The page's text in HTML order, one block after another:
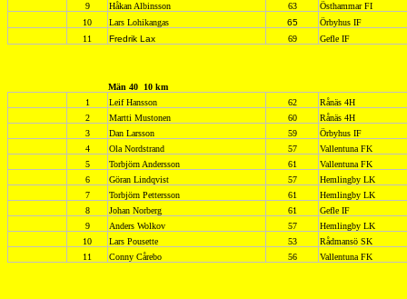
9
Håkan Albinsson 63
Östhammar FI
10
Lars Lohikangas 65
Örbyhus IF
11
Fredrik Lax 69 Gefle IF
Män 40 10 km
1
Leif Hansson 62
Rånäs 4H
2
Martti Mustonen 60
Rånäs 4H
3
Dan Larsson 59
Örbyhus IF
4
Ola Nordstrand 57
Vallentuna FK
5
Torbjörn Andersson 61
Vallentuna FK
6
Göran Lindqvist 57
Hemlingby LK
7
Torbjörn Pettersson 61
Hemlingby LK
8
Johan Norberg 61
Gefle IF
9
Anders Wolkov 57
Hemlingby LK
10
Lars Pousette 53
Rådmansö SK
11
Conny Cårebo 56 Vallentuna FK